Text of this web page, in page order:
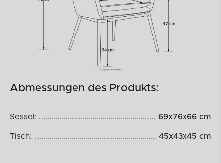
Abmessungen des Produkts:
Sessel: 69x76x66 cm
Tisch: 45x43x45 cm